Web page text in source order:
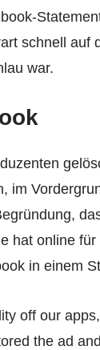
schnell auf
war.
im
hat online
in einem
off our
the ad